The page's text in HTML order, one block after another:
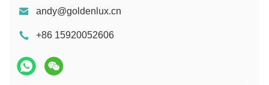
andy@goldenlux.cn
+86 15920052606